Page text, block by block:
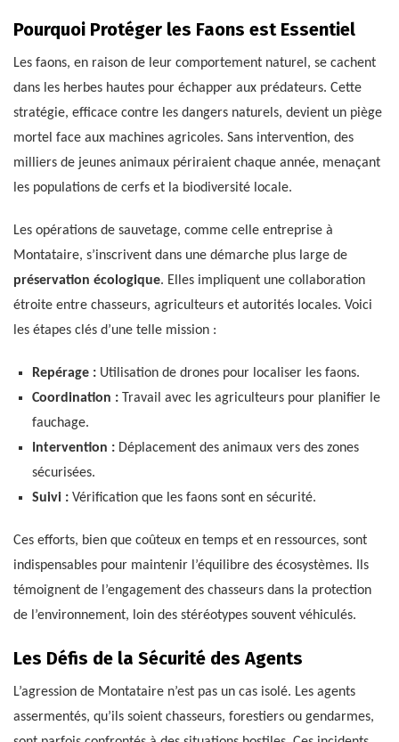
Pourquoi Protéger les Faons est Essentiel
Les faons, en raison de leur comportement naturel, se cachent
dans les herbes hautes pour échapper aux prédateurs. Cette
stratégie, efficace contre les dangers naturels, devient un piège
mortel face aux machines agricoles. Sans intervention, des
milliers de jeunes animaux périraient chaque année, menaçant
les populations de cerfs et la biodiversité locale.
Les opérations de sauvetage, comme celle entreprise à
Montataire, s’inscrivent dans une démarche plus large de
préservation écologique. Elles impliquent une collaboration
étroite entre chasseurs, agriculteurs et autorités locales. Voici
les étapes clés d’une telle mission :
Repérage :Utilisation de drones pour localiser les faons.
Coordination :Travail avec les agriculteurs pour planifier le
fauchage.
Intervention :Déplacement des animaux vers des zones
sécurisées.
Suivi :Vérification que les faons sont en sécurité.
Ces efforts, bien que coûteux en temps et en ressources, sont
indispensables pour maintenir l’équilibre des écosystèmes. Ils
témoignent de l’engagement des chasseurs dans la protection
de l’environnement, loin des stéréotypes souvent véhiculés.
Les Défis de la Sécurité des Agents
L’agression de Montataire n’est pas un cas isolé. Les agents
assermentés, qu’ils soient chasseurs, forestiers ou gendarmes,